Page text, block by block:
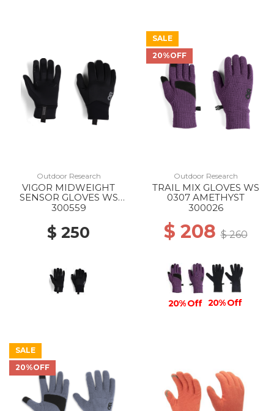
Outdoor Research
VIGOR MIDWEIGHT
SENSOR GLOVES WS
0001 BLACK
300559
$ 250
SALE
20%OFF
Outdoor Research
TRAIL MIX GLOVES WS
0307 AMETHYST
300026
$ 208$ 260
20% Off 20% Off
SALE
20%OFF